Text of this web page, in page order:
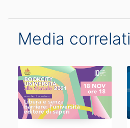
Media correlati